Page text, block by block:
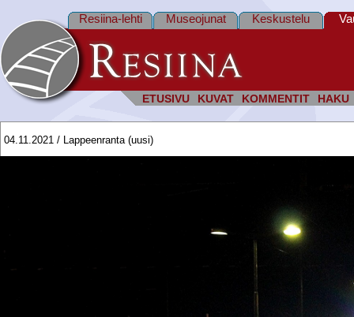
ETUSIVU KUVAT KOMMENTIT HAKU
Resiina-lehti Museojunat Keskustelu
04.11.2021 / Lappeenranta (uusi)